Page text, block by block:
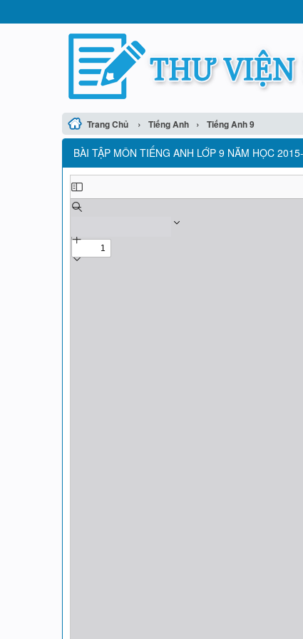
Trang Chủ › Tiếng Anh › Tiếng Anh 9
BÀI TẬP MÔN TIẾNG ANH LỚP 9 NĂM HỌC